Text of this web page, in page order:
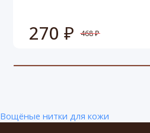
270 ₽ 468 ₽
Вощёные нитки для кожи